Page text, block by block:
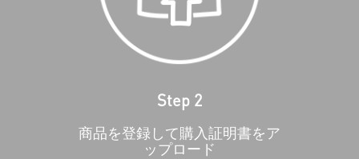
Step 2
商品を登録して購入証明書をア
ップロード